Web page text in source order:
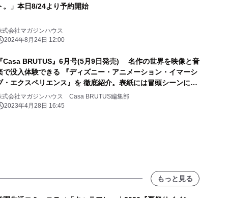
。」本日8/24より予約開始
式会社マガジンハウス
2024年8月24日 12:00
『Casa BRUTUS』6月号(5月9日発売) 名作の世界を映像と音
で没入体験できる 『ディズニー・アニメーション・イマーシ
・エクスペリエンス』を 徹底紹介。表紙には冒頭シーンに現
るミッキーマウスの姿が！
式会社マガジンハウス Casa BRUTUS編集部
2023年4月28日 16:45
もっと見る